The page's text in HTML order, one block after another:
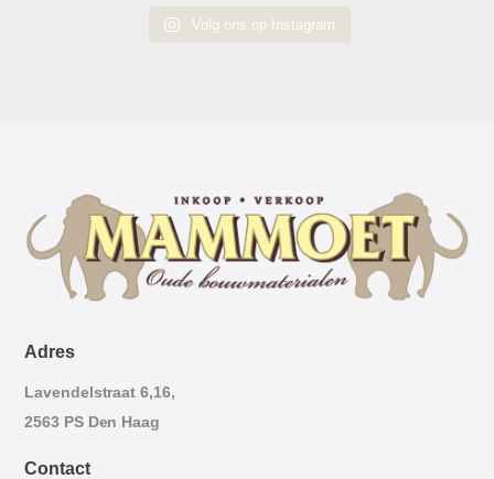
Volg ons op Instagram
Adres
Lavendelstraat 6,16,
2563 PS Den Haag
Contact